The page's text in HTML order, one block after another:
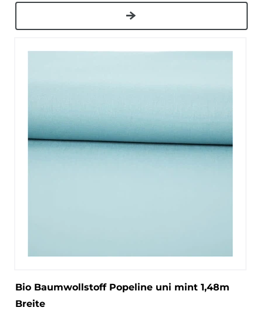
Bio Baumwollstoff Popeline uni mint 1,48m
Breite